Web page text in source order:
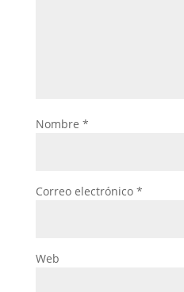
Nombre *
Correo electrónico *
Web